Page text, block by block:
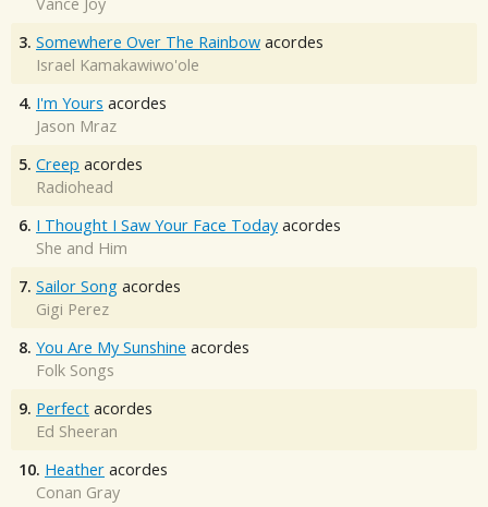
Vance Joy
3. Somewhere Over The Rainbow acordes
Israel Kamakawiwo'ole
4. I'm Yours acordes
Jason Mraz
5. Creep acordes
Radiohead
6. I Thought I Saw Your Face Today acordes
She and Him
7. Sailor Song acordes
Gigi Perez
8. You Are My Sunshine acordes
Folk Songs
9. Perfect acordes
Ed Sheeran
10. Heather acordes
Conan Gray